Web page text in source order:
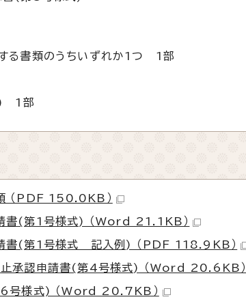
する書類のうちいずれか1つ 1部
) 1部
（PDF 150.0KB）
書(第1号様式) （Word 21.1KB）
書(第1号様式 記入例) （PDF 118.9KB）
止承認申請書(第4号様式) （Word 20.6KB
6号様式) （Word 20.7KB）